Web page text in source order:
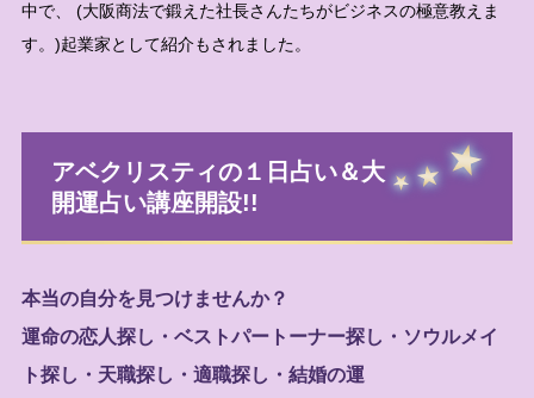
中で、 (大阪商法で鍛えた社長さんたちがビジネスの極意教えま
す。)起業家として紹介もされました。
アベクリスティの１日占い＆大
開運占い講座開設!!
本当の自分を見つけませんか？
運命の恋人探し・ベストパートーナー探し・ソウルメイ
ト探し・天職探し・適職探し・結婚の運